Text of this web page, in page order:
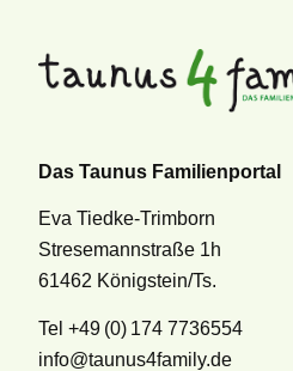
Das Taunus Familienportal
Eva Tiedke-Trimborn
Stresemannstraße 1h
61462 Königstein/Ts.
Tel +49 (0) 174 7736554
info@taunus4family.de